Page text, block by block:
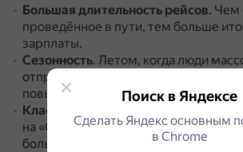
Большая длительность рейсов. Чем
проведённое в пути, тем больше
зарплаты.
Сезонность. Летом, когда люди
отправляются путешествовать,
повышается, а вслед за ней и доход.
Класс поезда
Например,
на «Сапсане» или другом элитном
больше.
Поиск в Яндексе
Сделать Яндекс основным
в Сhrome